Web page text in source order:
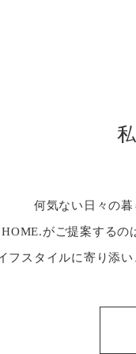
何気ない日々の暮
がご提案するの
フスタイルに寄り添